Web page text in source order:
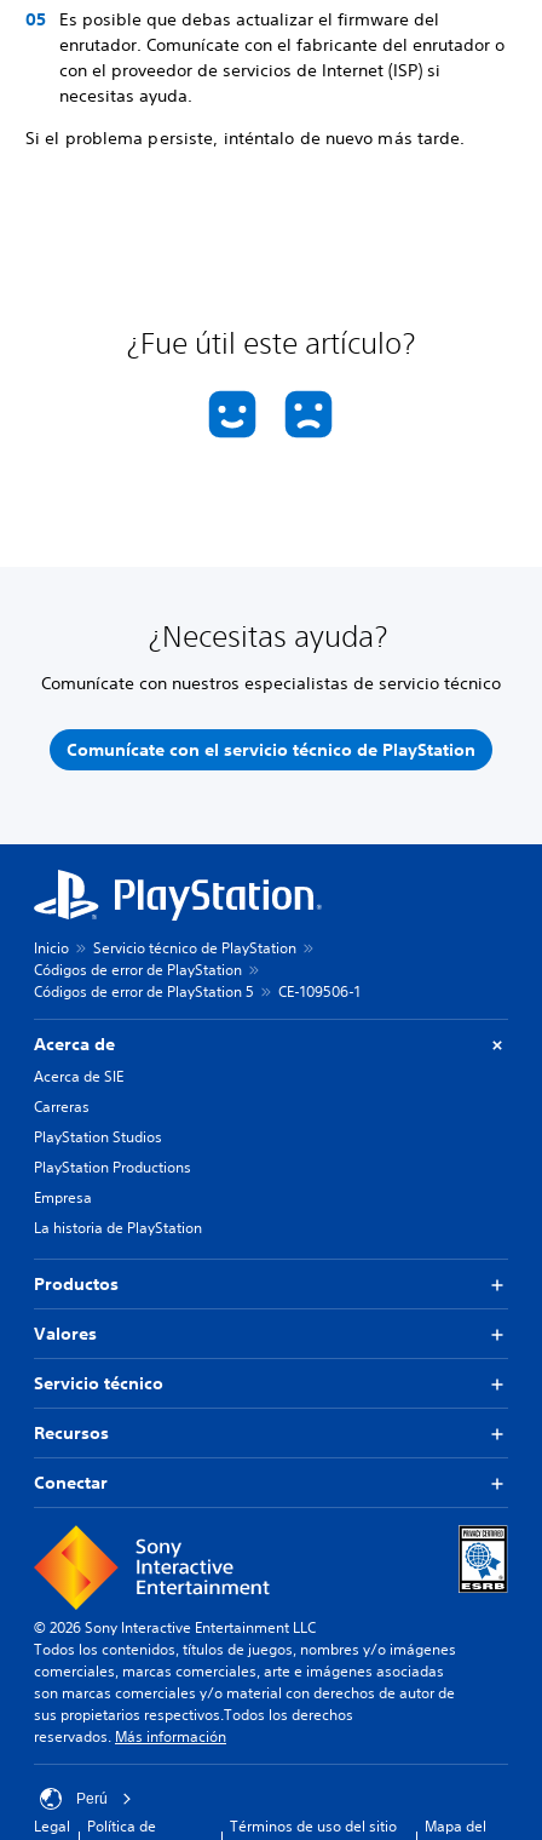
Es posible que debas actualizar el firmware del
enrutador. Comunícate con el fabricante del enrutador o
con el proveedor de servicios de Internet (ISP) si
necesitas ayuda.
Si el problema persiste, inténtalo de nuevo más tarde.
¿Fue útil este artículo?
¿Necesitas ayuda?
Comunícate con nuestros especialistas de servicio técnico
Comunícate con el servicio técnico de PlayStation
Inicio
Servicio técnico de PlayStation
Códigos de error de PlayStation
Códigos de error de PlayStation 5
CE-109506-1
Acerca de
Acerca de SIE
Carreras
PlayStation Studios
PlayStation Productions
Empresa
La historia de PlayStation
Productos
Valores
Servicio técnico
Recursos
Conectar
© 2026 Sony Interactive Entertainment LLC
Todos los contenidos, títulos de juegos, nombres y/o imágenes
comerciales, marcas comerciales, arte e imágenes asociadas
son marcas comerciales y/o material con derechos de autor de
sus propietarios respectivos.Todos los derechos
reservados. Más información
Perú
Legal
Política de
Términos de uso del sitio
Mapa del